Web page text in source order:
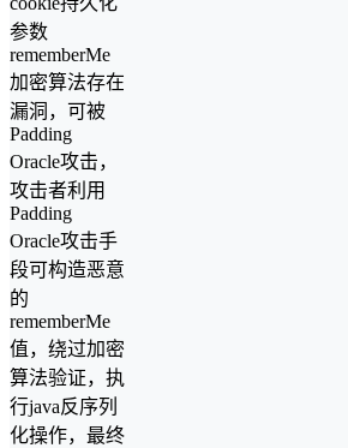
参数
rememberMe
加密算法存在
漏洞，可被
Padding
Oracle攻击，
攻击者利用
Padding
Oracle攻击手
段可构造恶意
的
rememberMe
值，绕过加密
算法验证，执
行java反序列
化操作，最终